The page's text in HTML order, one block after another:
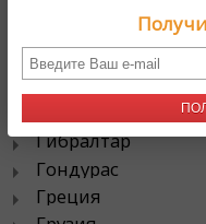
Гаити
Гватемала
Гибралтар
Гондурас
Греция